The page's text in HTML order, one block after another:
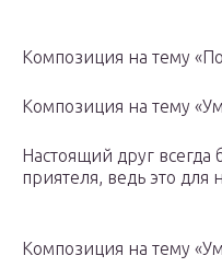
Композиция на тему
Композиция на тему
Настоящий друг всегда
приятеля, ведь это для
Композиция на тему